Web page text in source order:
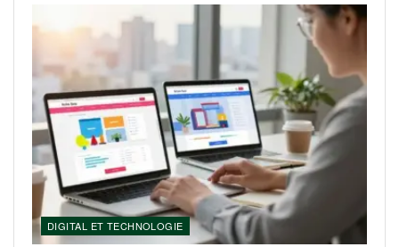
DIGITAL ET TECHNOLOGIE